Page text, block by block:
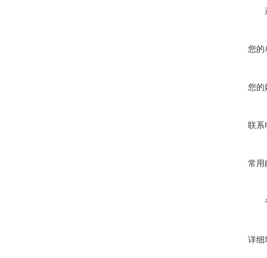
您的
您的
联系
常用
详细